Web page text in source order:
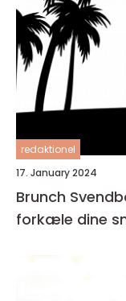
redaktionel
17. January 2024
Brunch
forkæle dine